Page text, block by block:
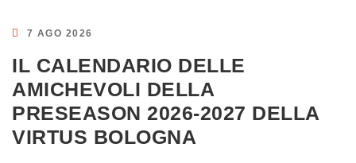
7 AGO 2026
IL CALENDARIO DELLE
AMICHEVOLI DELLA
PRESEASON 2026-2027 DELLA
VIRTUS BOLOGNA